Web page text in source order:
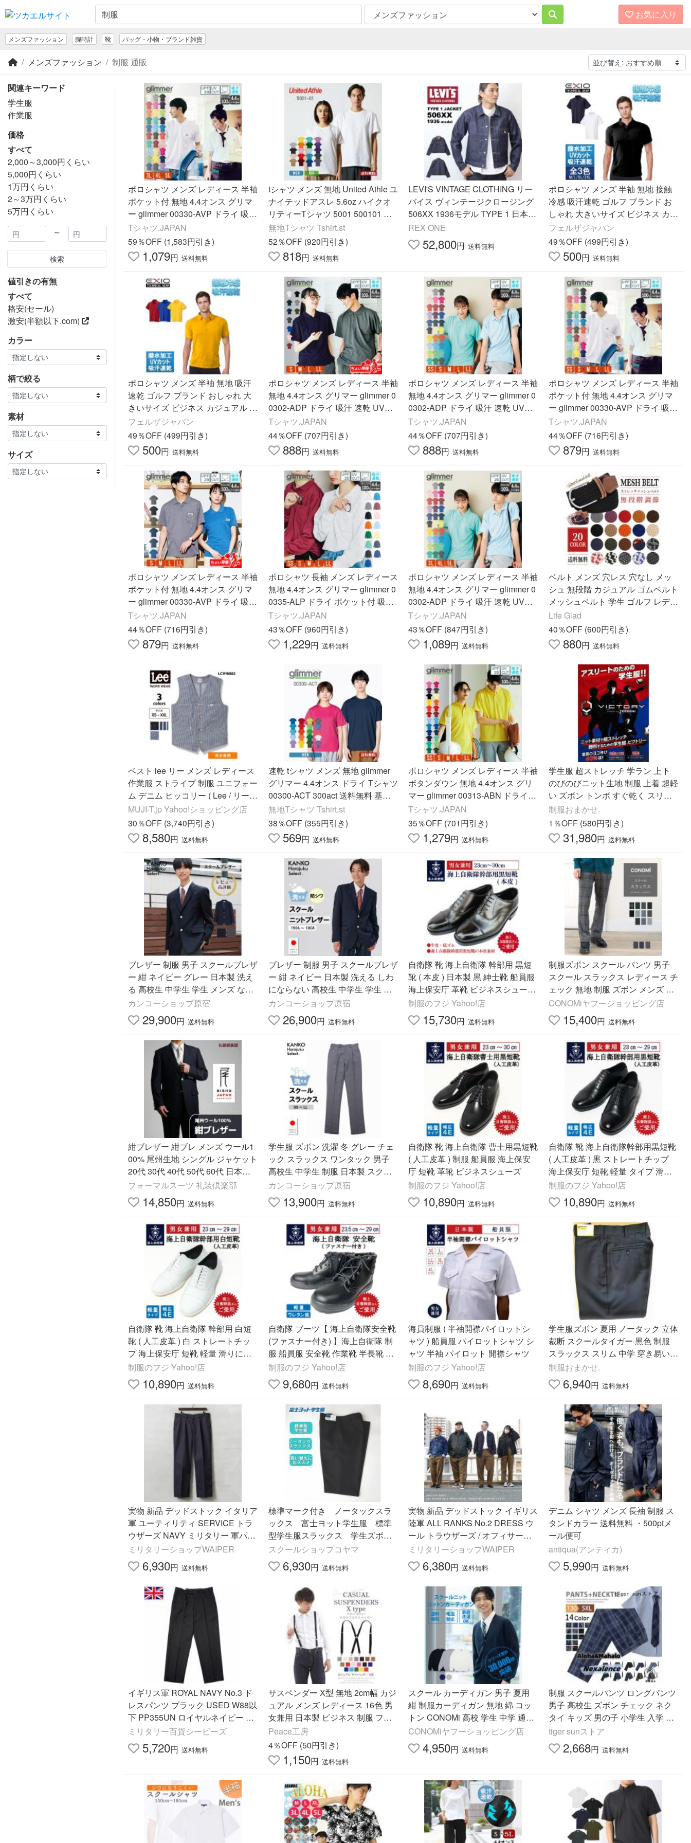
お気に入り
メンズファッション 腕時計 靴 バッグ・小物・ブランド雑貨
メンズファッション 制服 通販
関連キーワード
学生服
作業服
価格
すべて
2,000～3,000円くらい
5,000円くらい
1万円くらい
2～3万円くらい
5万円くらい
～
検索
値引きの有無
すべて
格安(セール)
激安(半額以下.com)
カラー
柄で絞る
素材
サイズ
ポロシャツ メンズ レディース 半袖
ポケット付 無地 4.4オンス グリマ
ー glimmer 00330-AVP ドライ 吸汗
速乾 UVカット クールビズ ビジカ
ジ 仕事 制服 介護
Tシャツ.JAPAN
59％OFF (1,583円引き)
1,079円 送料無料
tシャツ メンズ 無地 United Athle ユ
ナイテッドアスレ 5.6oz ハイクオ
リティーTシャツ 5001 500101 送
料無料 運動会 文化祭 スポーツ ダ
ンス イベント S-XXXL
無地Tシャツ Tshirt.st
52％OFF (920円引き)
818円 送料無料
LEVI'S VINTAGE CLOTHING リー
バイス ヴィンテージクロージング
506XX 1936モデル TYPE 1 日本製
リジット 生デニム ファーストモデ
ル LVC 70506-0028
REX ONE
52,800円 送料無料
ポロシャツ メンズ 半袖 無地 接触
冷感 吸汗速乾 ゴルフ ブランド お
しゃれ 大きいサイズ ビジネス カジ
ュアル ユニフォーム 制服 夏 UV E
XIO エクシオ
フェルザジャパン
49％OFF (499円引き)
500円 送料無料
ポロシャツ メンズ 半袖 無地 吸汗
速乾 ゴルフ ブランド おしゃれ 大
きいサイズ ビジネス カジュアル ク
ールビズ ユニフォーム 制服 夏 UV
EXIO エクシオ
フェルザジャパン
49％OFF (499円引き)
500円 送料無料
ポロシャツ メンズ レディース 半袖
無地 4.4オンス グリマー glimmer 0
0302-ADP ドライ 吸汗 速乾 UVカ
ット クールビズ 仕事 制服 介護 作
業着 大きいサイズ
Tシャツ.JAPAN
44％OFF (707円引き)
888円 送料無料
ポロシャツ メンズ レディース 半袖
無地 4.4オンス グリマー glimmer 0
0302-ADP ドライ 吸汗 速乾 UVカ
ット クールビズ 仕事 制服 介護 作
業着 大きいサイズ
Tシャツ.JAPAN
44％OFF (707円引き)
888円 送料無料
ポロシャツ メンズ レディース 半袖
ポケット付 無地 4.4オンス グリマ
ー glimmer 00330-AVP ドライ 吸汗
速乾 UVカット クールビズ ビジカ
ジ 仕事 制服 介護
Tシャツ.JAPAN
44％OFF (716円引き)
879円 送料無料
ポロシャツ メンズ レディース 半袖
ポケット付 無地 4.4オンス グリマ
ー glimmer 00330-AVP ドライ 吸汗
速乾 UVカット クールビズ ビジカ
ジ 仕事 制服 介護
Tシャツ.JAPAN
44％OFF (716円引き)
879円 送料無料
ポロシャツ 長袖 メンズ レディース
無地 4.4オンス グリマー glimmer 0
0335-ALP ドライ ポケット付 吸汗
速乾 UVカット ビジネス 仕事 制服
介護 作業着
Tシャツ.JAPAN
43％OFF (960円引き)
1,229円 送料無料
ポロシャツ メンズ レディース 半袖
無地 4.4オンス グリマー glimmer 0
0302-ADP ドライ 吸汗 速乾 UVカ
ット クールビズ 仕事 制服 介護 作
業着 大きいサイズ
Tシャツ.JAPAN
43％OFF (847円引き)
1,089円 送料無料
ベルト メンズ 穴レス 穴なし メッ
シュ 無段階 カジュアル ゴムベルト
メッシュベルト 学生 ゴルフ レディ
ース ストレッチ 黒 制服
Life Glad
40％OFF (600円引き)
880円 送料無料
ベスト lee リー メンズ レディース
作業服 ストライプ 制服 ユニフォー
ム デニム ヒッコリー ( Lee / リーワ
ークウェア ) LCV19002
MUJI-T.jp Yahoo!ショッピング店
30％OFF (3,740円引き)
8,580円 送料無料
速乾 tシャツ メンズ 無地 glimmer
グリマー 4.4オンス ドライ Tシャツ
00300-ACT 300act 送料無料 基本
色 スポーツ 運動会 文化祭 ユニフ
ォーム 白 黒 SS-7L
無地Tシャツ Tshirt.st
38％OFF (355円引き)
569円 送料無料
ポロシャツ メンズ レディース 半袖
ボタンダウン 無地 4.4オンス グリ
マー glimmer 00313-ABN ドライ
吸汗 速乾 ビジカジ ゴルフ ビジネ
ス ユニフォーム 制服
Tシャツ.JAPAN
35％OFF (701円引き)
1,279円 送料無料
学生服 超ストレッチ 学ラン 上下
のびのびニット生地 制服 上着 超軽
い ズボン トンボ すぐ乾く スリム
動きやすい 男子 標準詰襟
制服おまかせ.
1％OFF (580円引き)
31,980円 送料無料
ブレザー 制服 男子 スクールブレザ
ー 紺 ネイビー グレー 日本製 洗え
る 高校生 中学生 学生 メンズ なん
ちゃって制服 学生服 サイズ 毛 カ
ンコー KHS102M
カンコーショップ原宿
29,900円 送料無料
ブレザー 制服 男子 スクールブレザ
ー 紺 ネイビー 日本製 洗える しわ
にならない 高校生 中学生 学生 メ
ンズ 男女兼用 なんちゃって制服 カ
ンコー KHS121
カンコーショップ原宿
26,900円 送料無料
自衛隊 靴 海上自衛隊 幹部用 黒短
靴 ( 本皮 ) 日本製 黒 紳士靴 船員服
海上保安庁 革靴 ビジネスシューズ
滑りにくい EEE 3E メンズ フォー
マルシューズ
制服のフジ Yahoo!店
15,730円 送料無料
制服ズボン スクール パンツ 男子
スクール スラックス レディース チ
ェック 無地 制服 ズボン メンズ CO
NOMi 高校 学生 中学 通学 グレー
女子 男女兼用
CONOMiヤフーショッピング店
15,400円 送料無料
紺ブレザー 紺ブレ メンズ ウール1
00% 尾州生地 シングル ジャケット
20代 30代 40代 50代 60代 日本製
生地 R8005
フォーマルスーツ 礼装倶楽部
14,850円 送料無料
学生服 ズボン 洗濯 冬 グレー チェ
ック スラックス ワンタック 男子
高校生 中学生 制服 日本製 スクー
ル パンツ メンズ 学生 通学 カンコ
ー 送料無料 KHS208M
カンコーショップ原宿
13,900円 送料無料
自衛隊 靴 海上自衛隊 曹士用黒短靴
( 人工皮革 ) 制服 船員服 海上保安
庁 短靴 革靴 ビジネスシューズ
制服のフジ Yahoo!店
10,890円 送料無料
自衛隊 靴 海上自衛隊幹部用黒短靴
( 人工皮革 ) 黒 ストレートチップ
海上保安庁 短靴 軽量 タイプ 滑り
にくい 軽い クッション 疲れにくい
幅広 ワイド 4E
制服のフジ Yahoo!店
10,890円 送料無料
自衛隊 靴 海上自衛隊 幹部用 白短
靴 ( 人工皮革 ) 白 ストレートチッ
プ 海上保安庁 短靴 軽量 滑りにく
い 軽い クッション 幅広 ワイド EE
EE 4E メンズ
制服のフジ Yahoo!店
10,890円 送料無料
自衛隊 ブーツ【 海上自衛隊安全靴
(ファスナー付き) 】海上自衛隊 制
服 船員服 安全靴 作業靴 半長靴 サ
バイバルゲーム サバゲー アウトド
ア
制服のフジ Yahoo!店
9,680円 送料無料
海員制服 ( 半袖開襟パイロットシ
ャツ ) 船員服 パイロットシャツ シ
ャツ 半袖 パイロット 開襟シャツ
制服のフジ Yahoo!店
8,690円 送料無料
学生服ズボン 夏用 ノータック 立体
裁断 スクールタイガー 黒色 制服
スラックス スリム 中学 穿き易い
撥水 帯電
制服おまかせ.
6,940円 送料無料
実物 新品 デッドストック イタリア
軍 ユーティリティ SERVICE トラ
ウザーズ NAVY ミリタリー 軍パン
軍モノ 軍物 ユーロ古着【クーポン
対象外】【I】
ミリタリーショップWAIPER
6,930円 送料無料
標準マーク付き ノータックスラ
ックス 富士ヨット学生服 標準
型学生服スラックス 学生ズボ
ン 制服
スクールショップコヤマ
6,930円 送料無料
実物 新品 デッドストック イギリス
陸軍 ALL RANKS No.2 DRESS ウ
ール トラウザーズ / オフィサーパ
ンツ ブラウン WOOL100% スラッ
クス【クーポン対象外】【I】
ミリタリーショップWAIPER
6,380円 送料無料
デニム シャツ メンズ 長袖 制服 ス
タンドカラー 送料無料 ・500ptメ
ール便可
antiqua(アンティカ)
5,990円 送料無料
イギリス軍 ROYAL NAVY No.3 ド
レスパンツ ブラック USED W88以
下 PP355UN ロイヤルネイビー 英
国海軍 ユニフォーム 制服 トラウザ
ーズ ボトムス ズボン
ミリタリー百貨シービーズ
5,720円 送料無料
サスペンダー X型 無地 2cm幅 カジ
ュアル メンズ レディース 16色 男
女兼用 日本製 ビジネス 制服 フォ
ーマル ダンス 衣装
Peace工房
4％OFF (50円引き)
1,150円 送料無料
スクール カーディガン 男子 夏用
紺 制服カーディガン 無地 綿 コッ
トン CONOMi 高校 学生 中学 通学
ネイビー グレー ホワイト 白 スク
ールセーター
CONOMiヤフーショッピング店
4,950円 送料無料
制服 スクールパンツ ロングパンツ
男子 高校生 ズボン チェック ネク
タイ キッズ 男の子 小学生 入学 発
表会
tiger sunストア
2,668円 送料無料